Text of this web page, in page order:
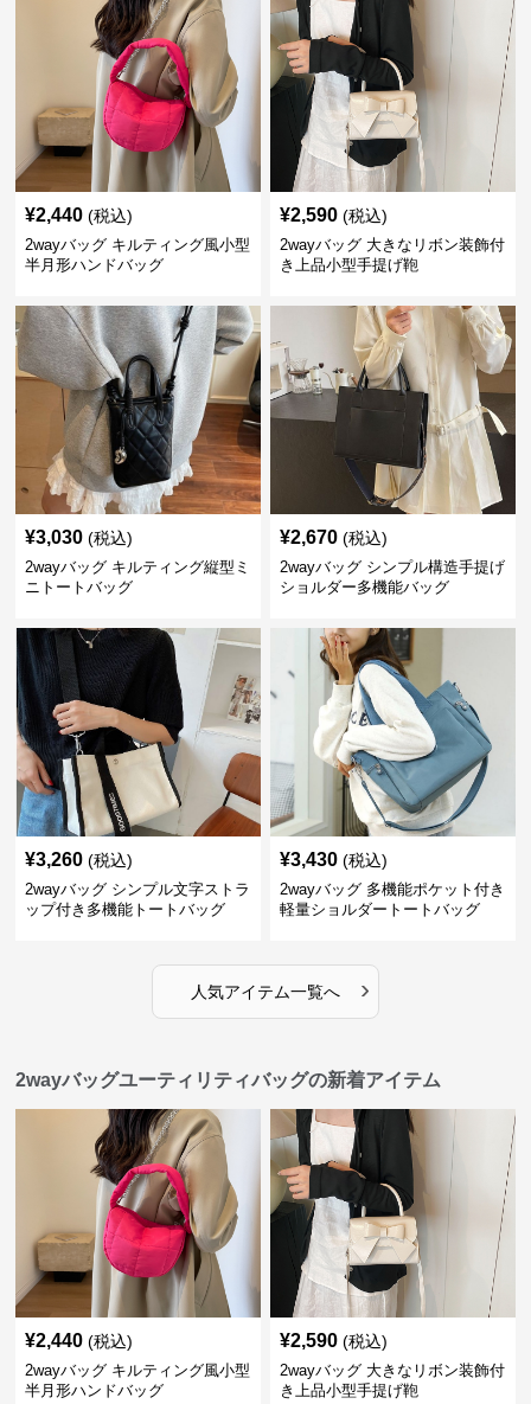
¥2,440 (税込)
2wayバッグ キルティング風小型
半月形ハンドバッグ
¥2,590 (税込)
2wayバッグ 大きなリボン装飾付
き上品小型手提げ鞄
¥3,030 (税込)
2wayバッグ キルティング縦型ミ
ニトートバッグ
¥2,670 (税込)
2wayバッグ シンプル構造手提げ
ショルダー多機能バッグ
¥3,260 (税込)
2wayバッグ シンプル文字ストラ
ップ付き多機能トートバッグ
¥3,430 (税込)
2wayバッグ 多機能ポケット付き
軽量ショルダートートバッグ
人気アイテム一覧へ ›
2wayバッグユーティリティバッグの新着アイテム
¥2,440 (税込)
2wayバッグ キルティング風小型
半月形ハンドバッグ
¥2,590 (税込)
2wayバッグ 大きなリボン装飾付
き上品小型手提げ鞄